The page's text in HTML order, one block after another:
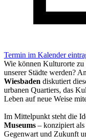
Termin im Kalender
Wie können Kulturorte
unserer Städte werden?
Wiesbaden diskutiert
urbanen Quartiers, das
Leben auf neue Weise
Im Mittelpunkt steht die
Museums – konzipiert
Gegenwart und Zukunft